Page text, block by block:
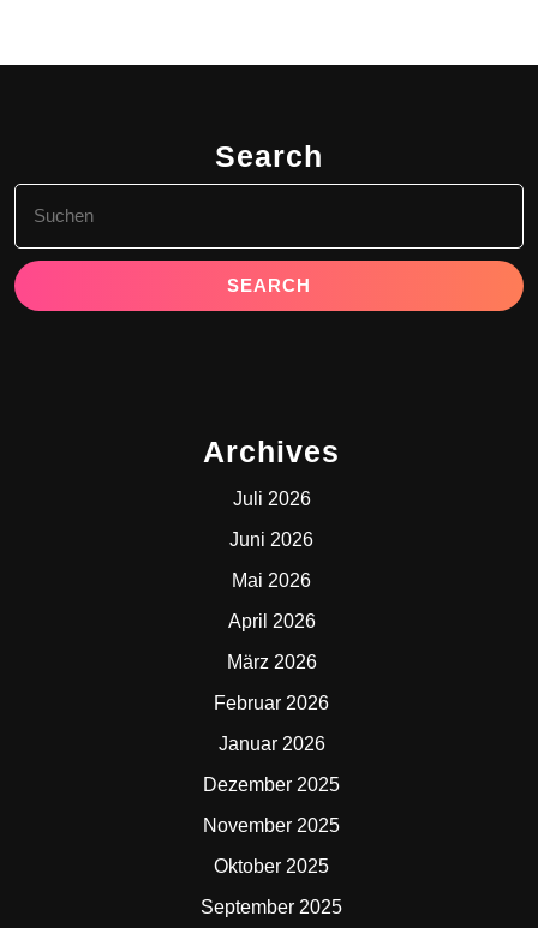
Search
for:
Archives
Juli 2026
Juni 2026
Mai 2026
April 2026
März 2026
Februar 2026
Januar 2026
Dezember 2025
November 2025
Oktober 2025
September 2025